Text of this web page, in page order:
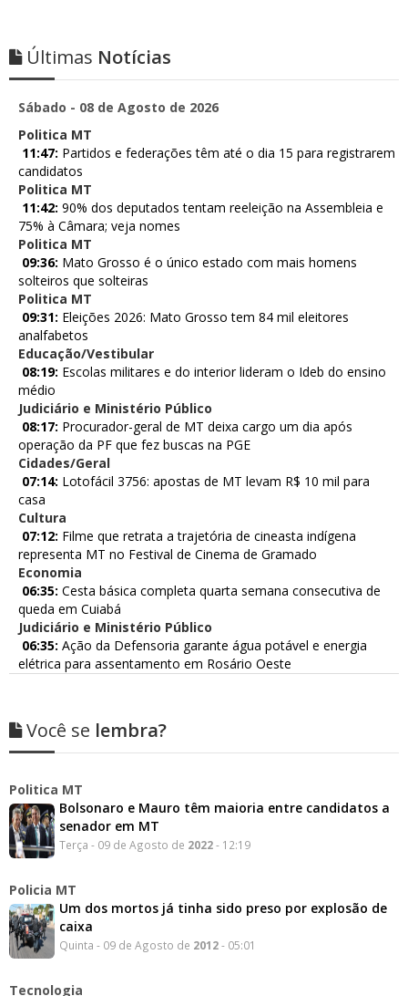
Últimas Notícias
Sábado - 08 de Agosto de 2026
Politica MT
11:47: Partidos e federações têm até o dia 15 para registrarem
candidatos
Politica MT
11:42: 90% dos deputados tentam reeleição na Assembleia e
75% à Câmara; veja nomes
Politica MT
09:36: Mato Grosso é o único estado com mais homens
solteiros que solteiras
Politica MT
09:31: Eleições 2026: Mato Grosso tem 84 mil eleitores
analfabetos
Educação/Vestibular
08:19: Escolas militares e do interior lideram o Ideb do ensino
médio
Judiciário e Ministério Público
08:17: Procurador-geral de MT deixa cargo um dia após
operação da PF que fez buscas na PGE
Cidades/Geral
07:14: Lotofácil 3756: apostas de MT levam R$ 10 mil para
casa
Cultura
07:12: Filme que retrata a trajetória de cineasta indígena
representa MT no Festival de Cinema de Gramado
Economia
06:35: Cesta básica completa quarta semana consecutiva de
queda em Cuiabá
Judiciário e Ministério Público
06:35: Ação da Defensoria garante água potável e energia
elétrica para assentamento em Rosário Oeste
Você se lembra?
Politica MT
Bolsonaro e Mauro têm maioria entre candidatos a
senador em MT
Terça - 09 de Agosto de 2022- 12:19
Policia MT
Um dos mortos já tinha sido preso por explosão de
caixa
Quinta - 09 de Agosto de 2012- 05:01
Tecnologia